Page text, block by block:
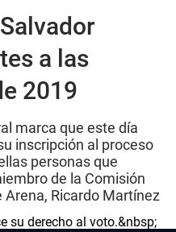
a las
2019
marca que este día
inscripción al proceso
personas que
de la Comisión
Arena, Ricardo Martínez